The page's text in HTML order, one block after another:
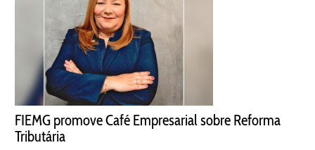
FIEMG promove Café Empresarial sobre Reforma
Tributária